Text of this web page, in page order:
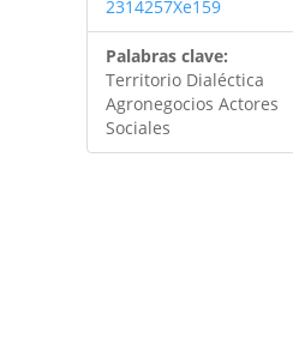
2314257Xe159
Palabras clave:
Territorio Dialéctica
Agronegocios Actores
Sociales